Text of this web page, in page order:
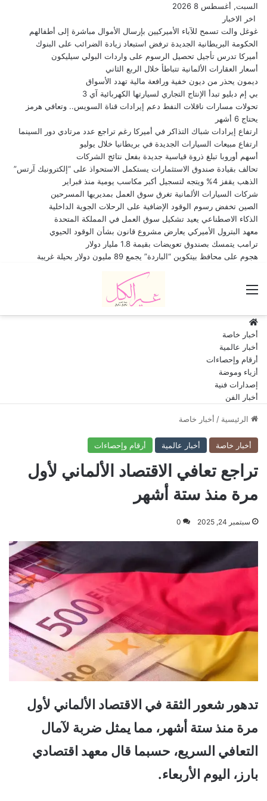
السبت, أغسطس 8 2026
اخر الاخبار
غوغل والت تسمح للآباء الأميركيين بإرسال الأموال مباشرة إلى أطفالهم
الحكومة البريطانية الجديدة ترفض استبعاد زيادة الضرائب على البنوك
أميركا تدرس تأجيل تحصيل الرسوم على واردات البولي سيليكون
أسعار العقارات الألمانية تتباطأ خلال الربع الثاني
ديمون يحذر من ديون خفية ورافعة مالية تهدد الأسواق
بي إم دبليو تبدأ الإنتاج التجاري لسيارتها الكهربائية آي 3
تحولات مسارات ناقلات النفط دعم إيرادات قناة السويس.. وتعافي هرمز
يحتاج 6 أشهر
ارتفاع إيرادات شباك التذاكر في أميركا رغم تراجع عدد مرتادي دور السينما
ارتفاع مبيعات السيارات الجديدة في بريطانيا خلال يوليو
أسهم أوروبا تبلغ ذروة قياسية جديدة بفعل نتائج الشركات
تحالف بقيادة صندوق الاستثمارات يستكمل الاستحواذ على “إلكترونيك آرتس”
الذهب يقفز 4% ويتجه لتسجيل أكبر مكاسب يومية منذ فبراير
شركات السيارات الألمانية تغرق سوق العمل بمديريها المسرحين
الصين تخفض رسوم الوقود الإضافية على الرحلات الجوية الداخلية
الذكاء الاصطناعي يعيد تشكيل سوق العمل في المملكة المتحدة
معهد البترول الأميركي يعارض مشروع قانون بشأن الوقود الحيوي
ترامب يتمسك بصندوق تعويضات بقيمة 1.8 مليار دولار
هجوم على محافظ بيتكوين “الباردة” يجمع 89 مليون دولار بحيلة غريبة
أخبار خاصة
أخبار عالمية
أرقام وإحصاءات
أزياء وموضة
إصدارات فنية
أخبار الفن
الرئيسية / أخبار خاصة
أخبار خاصة أخبار عالمية أرقام وإحصاءات
تراجع تعافي الاقتصاد الألماني لأول
مرة منذ ستة أشهر
سبتمبر 24, 2025 0
تدهور شعور الثقة في الاقتصاد الألماني لأول
مرة منذ ستة أشهر، مما يمثل ضربة لآمال
التعافي السريع، حسبما قال معهد اقتصادي
بارز، اليوم الأربعاء.